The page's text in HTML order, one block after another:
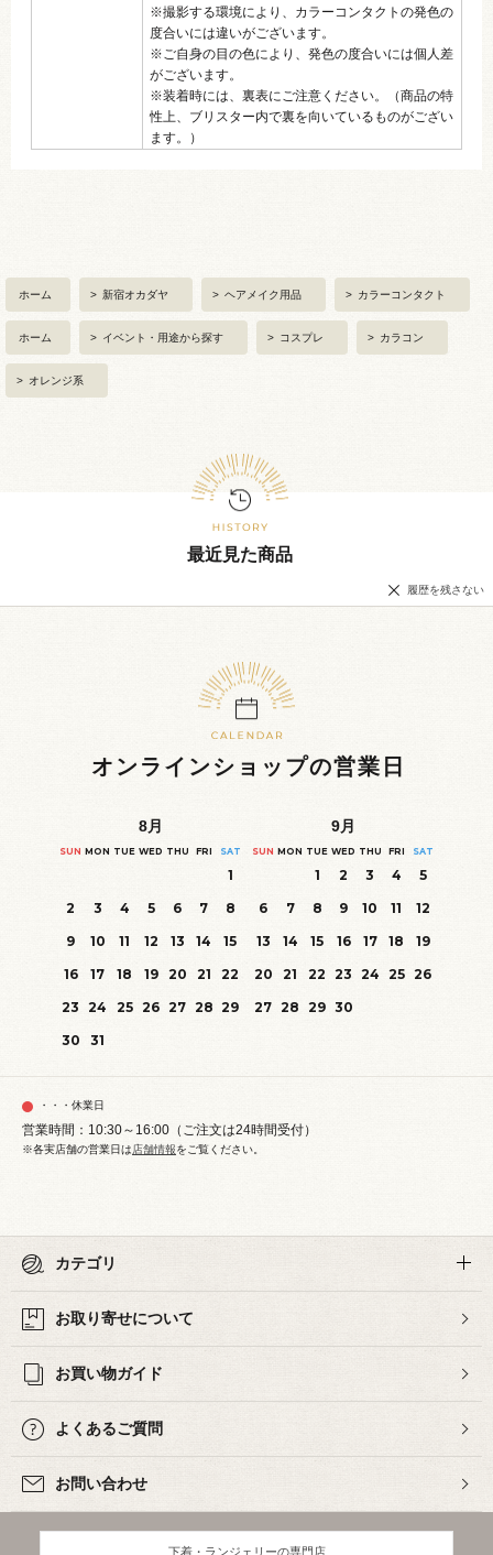
※撮影する環境により、カラーコンタクトの発色の
度合いには違いがございます。
※ご自身の目の色により、発色の度合いには個人差
がございます。
※装着時には、裏表にご注意ください。（商品の特
性上、ブリスター内で裏を向いているものがござい
ます。）
ホーム > 新宿オカダヤ > ヘアメイク用品 > カラーコンタクト
ホーム > イベント・用途から探す > コスプレ > カラコン
> オレンジ系
最近見た商品
履歴を残さない
オンラインショップの営業日
8月
SUN MON TUE WED THU FRI SAT
1
2
3 4 5 6 7
8
9
10 11 12 13 14
15
16
17 18 19 20 21
22
23 24 25 26 27 28 29
30
31
9月
SUN MON TUE WED THU FRI SAT
1 2 3 4
5
6
7 8 9 10 11
12
13
14 15 16 17 18
19
20
21 22 23 24 25 26
27 28 29 30
・・・休業日
営業時間：10:30～16:00（ご注文は24時間受付）
※各実店舗の営業日は店舗情報をご覧ください。
カテゴリ
お取り寄せについて
お買い物ガイド
よくあるご質問
お問い合わせ
下着・ランジェリーの専門店